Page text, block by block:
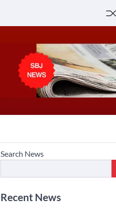
Search News
Recent News